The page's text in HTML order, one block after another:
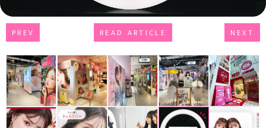
PREV READ ARTICLE NEXT